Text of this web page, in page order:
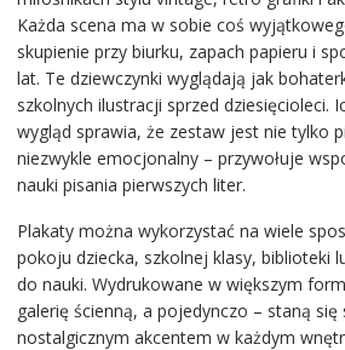
Każda scena ma w sobie coś
skupienie przy biurku, zapach papieru i
lat. Te dziewczynki wyglądają jak
szkolnych ilustracji sprzed dziesięcioleci.
wygląd sprawia, że zestaw jest nie tylko
niezwykle emocjonalny – przywołuje
nauki pisania pierwszych liter.
Plakaty można wykorzystać na wiele
pokoju dziecka, szkolnej klasy, biblioteki
do nauki. Wydrukowane w większym
galerię ścienną, a pojedynczo – staną się
nostalgicznym akcentem w każdym